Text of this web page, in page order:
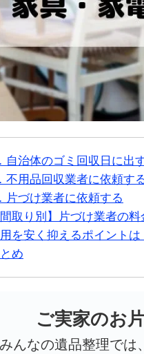
自治体のゴミ回収日に出
不用品回収業者に依頼す
片づけ業者に依頼する
間取り別】片づけ業者の
を安く抑えるポイントは
め
ご実家のお
みんなの遺品整理では、